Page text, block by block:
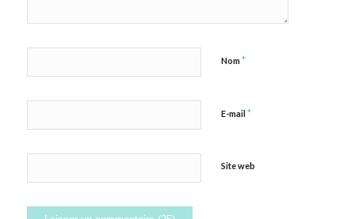
Nom*
E-mail*
Site web